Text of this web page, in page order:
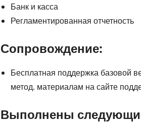
Банк и касса
Регламентированная отчетность
Сопровождение:
Бесплатная поддержка базовой
метод. материалам на сайте
Выполнены